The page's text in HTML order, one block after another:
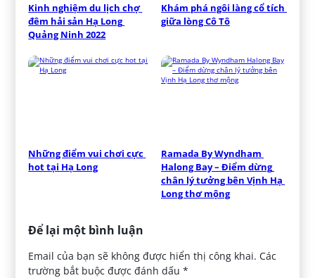
Kinh nghiệm du lịch chợ
đêm hải sản Hạ Long
Quảng Ninh 2022
Khám phá ngôi làng cổ tích
giữa lòng Cô Tô
Những điểm vui chơi cực
hot tại Hạ Long
Ramada By Wyndham
Halong Bay – Điểm dừng
chân lý tưởng bên Vịnh Hạ
Long thơ mộng
Để lại một bình luận
Email của bạn sẽ không được hiển thị công khai. Các
trường bắt buộc được đánh dấu*